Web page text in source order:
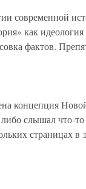
современной
как
фактов.
концепция
слышал что-
страницах